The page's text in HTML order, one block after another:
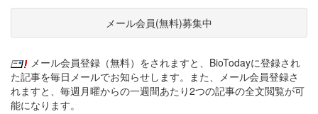
メール会員(無料)募集中
メール会員登録（無料）をされますと、BioTodayに登録され
た記事を毎日メールでお知らせします。また、メール会員登録さ
れますと、毎週月曜からの一週間あたり2つの記事の全文閲覧が可
能になります。